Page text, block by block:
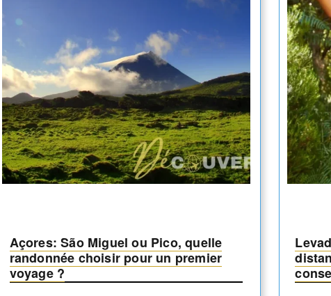
pass
ou
des
billets
Açores: São Miguel ou Pico, quelle
randonnée choisir pour un premier
voyage ?